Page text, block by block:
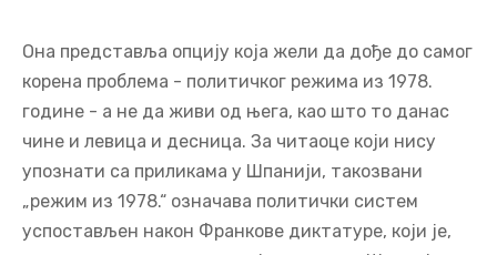
Она представља опцију која жели да дође до самог
корена проблема - политичког режима из 1978.
године - а не да живи од њега, као што то данас
чине и левица и десница. За читаоце који нису
упознати са приликама у Шпанији, такозвани
„режим из 1978.“ означава политички систем
успостављен након Франкове диктатуре, који је,